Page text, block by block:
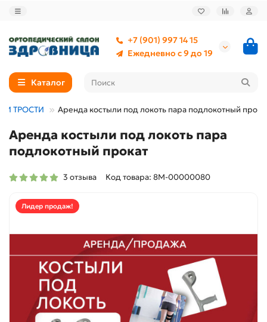
+7 (901) 997 14 15
Ежедневно с 9 до 19
Каталог
ТРОСТИ Аренда костыли под локоть пара подлокотный
Аренда костыли под локоть пара
подлокотный прокат
3 отзыва Код товара: 8М-00000080
Лидер продаж!